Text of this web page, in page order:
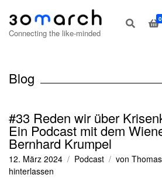
Connecting the like-minded
E
s
r
c
h
0
Blog
#33 Reden wir über
Ein Podcast mit dem
Bernhard Krumpel
12. März 2024 Podcast von Thomas
hinterlassen